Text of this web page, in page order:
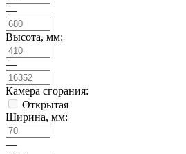
—
Высота, мм:
—
Камера сгорания:
Открытая
Ширина, мм:
—